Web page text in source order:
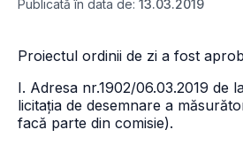
Publicată în data de: 13.03.2019
Proiectul ordinii de zi a fost
I. Adresa nr.1902/06.03.2019 de
licitația de desemnare a
facă parte din comisie).